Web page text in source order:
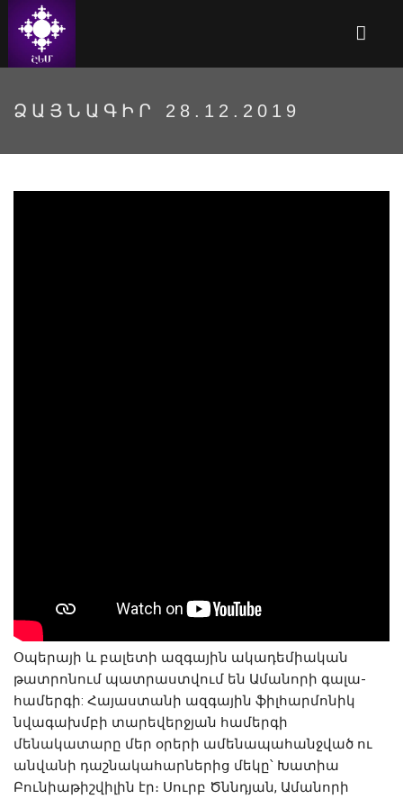
ՁԱՅՆԱԳԻՐ 28.12.2019
Օպերայի և բալետի ազգային ակադեմիական
թատրոնում պատրաստվում են Ամանորի գալա-
համերգի: Հայաստանի ազգային ֆիլհարմոնիկ
նվագախմբի տարեվերջյան համերգի
մենակատարը մեր օրերի ամենապահանջված ու
անվանի դաշնակահարներից մեկը՝ Խատիա
Բունիաթիշվիլին էր։ Սուրբ Ծննդյան, Ամանորի